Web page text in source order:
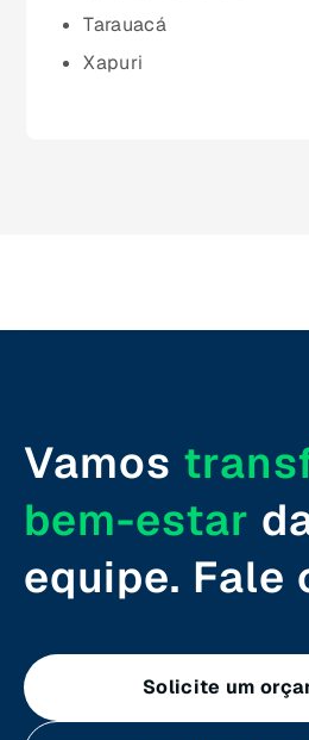
Roraima
Sergipe (SE)
Tarauacá
Xapuri
Vamos
bem-estar
equipe. Fale
Solicite um